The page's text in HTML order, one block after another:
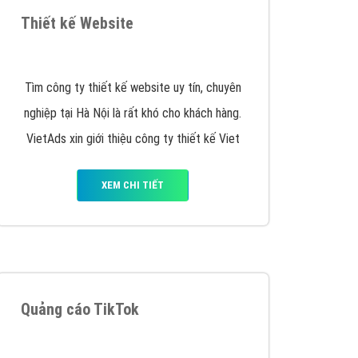
VietAds triển khai dịch vụ quảng cáo Banner
Google Display Network cho các khách hàng
Doanh Nghiệp muốn đặt Banner
Thiết kế Website